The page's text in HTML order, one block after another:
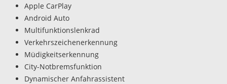
Apple CarPlay
Android Auto
Multifunktionslenkrad
Verkehrszeichenerkennung
Müdigkeitserkennung
City-Notbremsfunktion
Dynamischer Anfahrassistent